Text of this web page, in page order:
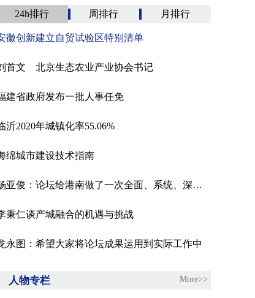
24h排行 周排行 月排行
徽创新建立自贸试验区特别清单
首文 北京生态农业产业协会书记
建省政府发布一批人事任免
沂2020年城镇化率55.06%
绵城市建设技术指南
杨亚俊：论坛给港南做了一次全面、系统、深度的体检
秉仁谈产城融合的机遇与挑战
永图：希望大家将论坛成果运用到实际工作中
人物专栏 More>>